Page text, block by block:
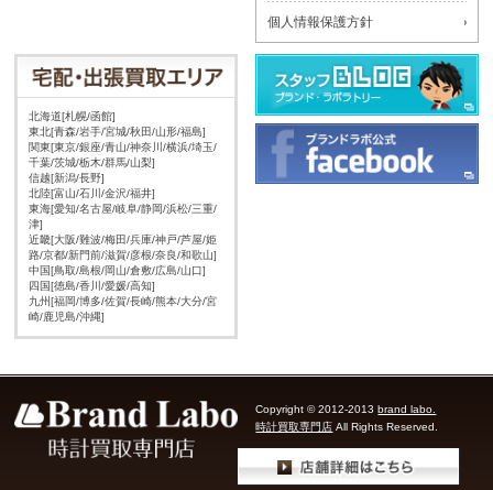
個人情報保護方針
北海道[札幌/函館]
東北[青森/岩手/宮城/秋田/山形/福島]
関東[東京/銀座/青山/神奈川/横浜/埼玉/
千葉/茨城/栃木/群馬/山梨]
信越[新潟/長野]
北陸[富山/石川/金沢/福井]
東海[愛知/名古屋/岐阜/静岡/浜松/三重/
津]
近畿[大阪/難波/梅田/兵庫/神戸/芦屋/姫
路/京都/新門前/滋賀/彦根/奈良/和歌山]
中国[鳥取/島根/岡山/倉敷/広島/山口]
四国[徳島/香川/愛媛/高知]
九州[福岡/博多/佐賀/長崎/熊本/大分/宮
崎/鹿児島/沖縄]
Copyright © 2012-2013brand labo.
時計買取専門店 All Rights Reserved.